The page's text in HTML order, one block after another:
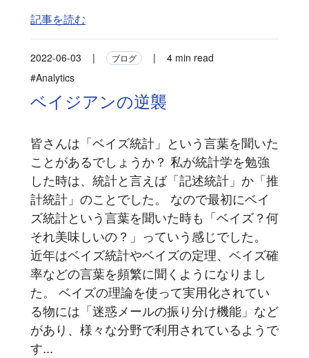
記事を読む
2022-06-03 | ブログ |
4 min read
#Analytics
ベイジアンの逆襲
皆さんは「ベイズ統計」という言葉を聞いた
ことがあるでしょうか？ 私が統計学を勉強
した時は、統計と言えば「記述統計」か「推
計統計」のことでした。 なので最初にベイ
ズ統計という言葉を聞いた時も「ベイズ？何
それ美味しいの？」っていう感じでした。
近年はベイズ統計やベイズの定理、ベイズ確
率などの言葉を頻繁に聞くようになりまし
た。 ベイズの理論を使って実用化されてい
る物には「迷惑メールの振り分け機能」など
があり、様々な分野で利用されているようで
す...